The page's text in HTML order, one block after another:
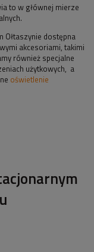
to w głównej mierze
Ołtaszynie dostępna
akcesoriami, takimi
również specjalne
użytkowych, a
oświetlenie